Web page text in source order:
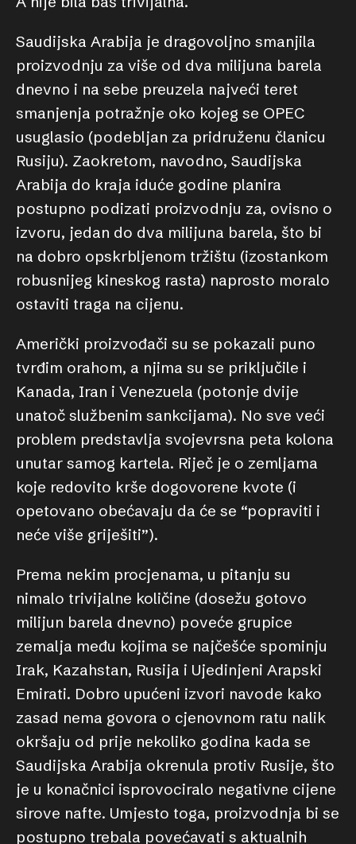
Saudijska Arabija je dragovoljno smanjila
proizvodnju za više od dva milijuna barela
dnevno i na sebe preuzela najveći teret
smanjenja potražnje oko kojeg se OPEC
usuglasio (podebljan za pridruženu članicu
Rusiju). Zaokretom, navodno, Saudijska
Arabija do kraja iduće godine planira
postupno podizati proizvodnju za, ovisno o
izvoru, jedan do dva milijuna barela, što bi
na dobro opskrbljenom tržištu (izostankom
robusnijeg kineskog rasta) naprosto moralo
ostaviti traga na cijenu.
Američki proizvođači su se pokazali puno
tvrđim orahom, a njima su se priključile i
Kanada, Iran i Venezuela (potonje dvije
unatoč službenim sankcijama). No sve veći
problem predstavlja svojevrsna peta kolona
unutar samog kartela. Riječ je o zemljama
koje redovito krše dogovorene kvote (i
opetovano obećavaju da će se “popraviti i
neće više griješiti”).
Prema nekim procjenama, u pitanju su
nimalo trivijalne količine (dosežu gotovo
milijun barela dnevno) poveće grupice
zemalja među kojima se najčešće spominju
Irak, Kazahstan, Rusija i Ujedinjeni Arapski
Emirati. Dobro upućeni izvori navode kako
zasad nema govora o cjenovnom ratu nalik
okršaju od prije nekoliko godina kada se
Saudijska Arabija okrenula protiv Rusije, što
je u konačnici isprovociralo negativne cijene
sirove nafte. Umjesto toga, proizvodnja bi se
postupno trebala povećavati s aktualnih